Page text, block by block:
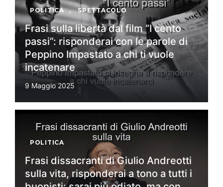
POLITICA , SPETTACOLO
Frasi sulla libertà dal film “I cento
passi”: risponderai con le parole di
Peppino Impastato a chi ti vuole
incatenare
9 Maggio 2025
POLITICA
Frasi dissacranti di Giulio Andreotti
sulla vita, risponderai a tono a tutti i